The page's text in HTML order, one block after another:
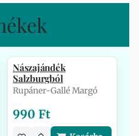
Nászajándék
Salzburgból
Rupáner-Gallé Margó
990 Ft